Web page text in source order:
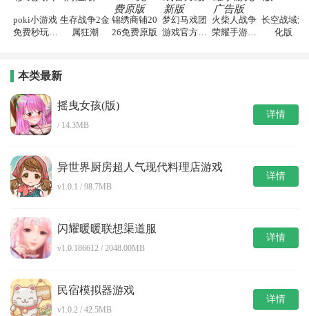
poki小游戏
免费秒玩入
生存战争2金
属狂潮
锦绣商铺20
26免费原版
梦幻马戏团
游戏官方最
火柴人战争
荣耀手游无
长空战域汉
化版
本类最新
摇曳女孩(版)
/ 14.3MB
详情
异世界厨房超人气现代料理店游戏
v1.0.1 / 98.7MB
详情
闪耀暖暖联想渠道服
v1.0.186612 / 2048.00MB
详情
民宿模拟器游戏
v1.0.2 / 42.5MB
详情